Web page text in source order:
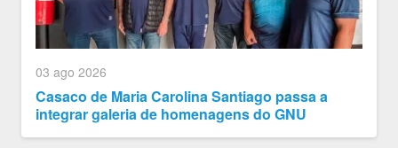
03 ago 2026
Casaco de Maria Carolina Santiago passa a
integrar galeria de homenagens do GNU